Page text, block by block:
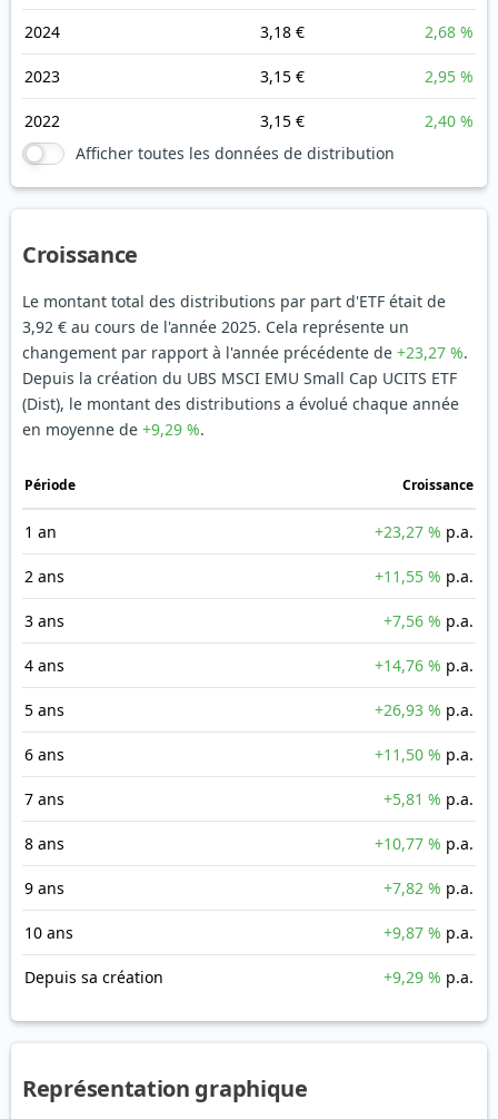
2024 3,18 € 2,68 %
2023 3,15 € 2,95 %
2022 3,15 €
2,40 %
Afficher toutes les données de distribution
Croissance
Le montant total des distributions par part d'ETF était de
3,92 € au cours de l'année 2025. Cela représente un
changement par rapport à l'année précédente de +23,27 %.
Depuis la création du UBS MSCI EMU Small Cap UCITS ETF
(Dist), le montant des distributions a évolué chaque année
en moyenne de +9,29 %.
Période Croissance
1 an +23,27 % p.a.
2 ans +11,55 % p.a.
3 ans +7,56 % p.a.
4 ans +14,76 % p.a.
5 ans +26,93 % p.a.
6 ans +11,50 % p.a.
7 ans +5,81 % p.a.
8 ans +10,77 % p.a.
9 ans +7,82 % p.a.
10 ans +9,87 % p.a.
Depuis sa création +9,29 % p.a.
Représentation graphique